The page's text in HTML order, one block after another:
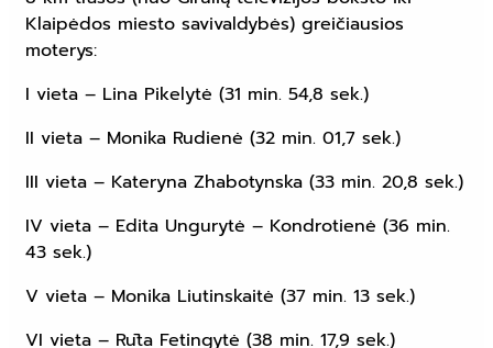
Klaipėdos miesto savivaldybės) greičiausios
moterys:
I vieta – Lina Pikelytė (31 min. 54,8 sek.)
II vieta – Monika Rudienė (32 min. 01,7 sek.)
III vieta – Kateryna Zhabotynska (33 min. 20,8 sek.)
IV vieta – Edita Ungurytė – Kondrotienė (36 min.
43 sek.)
V vieta – Monika Liutinskaitė (37 min. 13 sek.)
VI vieta – Rūta Fetingytė (38 min. 17,9 sek.)